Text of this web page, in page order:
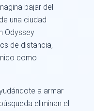
bajar del
una ciudad
Odyssey
de distancia,
como
a armar
eliminan el